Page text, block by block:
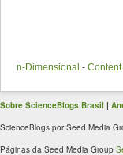
n-Dimensional -
Sobre ScienceBlogs Brasil |
ScienceBlogs por Seed Media
Páginas da Seed Media Group